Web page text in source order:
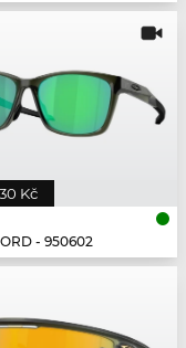
Kč
- 950602